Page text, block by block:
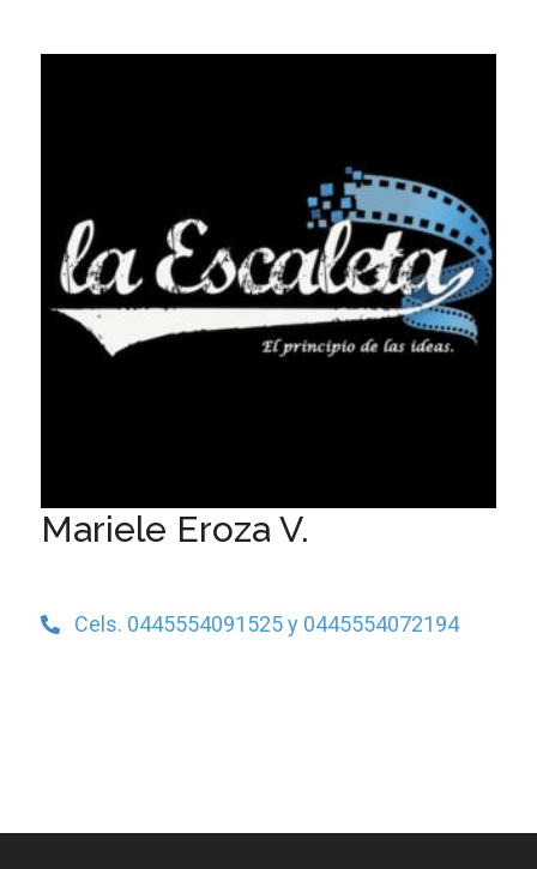
Mariele Eroza V.
Cels. 0445554091525 y 0445554072194